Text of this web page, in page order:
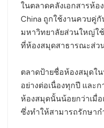
ในตลาดคลังเอกสารห้อ
China ถูกใช้งานควบคู่
มหาวิทยาลัยส่วนใหญ่ใ
ที่ห้องสมุดสาธารณะส่ว
ตลาดป้ายชื่อห้องสมุดใ
อย่างต่อเนื่องทุกปี และ
ห้องสมุดนั้นน้อยกว่าเมื่อ
ซึ่งทำให้สามารถรักษาก